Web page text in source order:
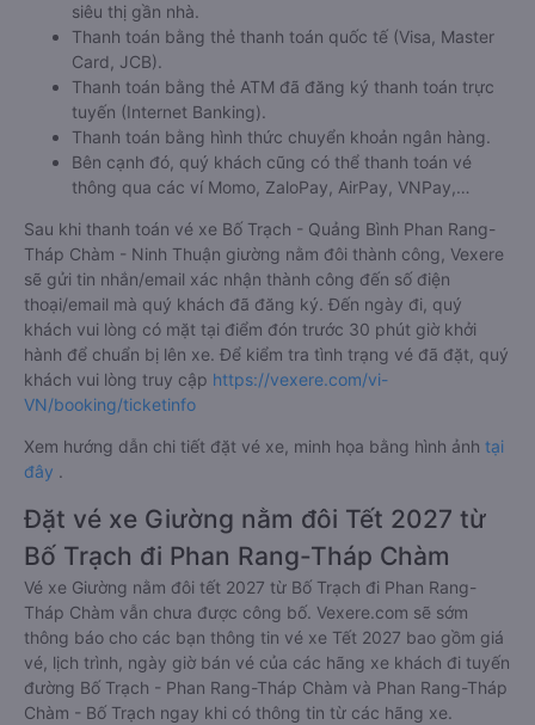
siêu thị gần nhà.
Thanh toán bằng thẻ thanh toán quốc tế (Visa, Master
Card, JCB).
Thanh toán bằng thẻ ATM đã đăng ký thanh toán trực
tuyến (Internet Banking).
Thanh toán bằng hình thức chuyển khoản ngân hàng.
Bên cạnh đó, quý khách cũng có thể thanh toán vé
thông qua các ví Momo, ZaloPay, AirPay, VNPay,…
Sau khi thanh toán vé xe Bố Trạch - Quảng Bình Phan Rang-
Tháp Chàm - Ninh Thuận giường nằm đôi thành công, Vexere
sẽ gửi tin nhắn/email xác nhận thành công đến số điện
thoại/email mà quý khách đã đăng ký. Đến ngày đi, quý
khách vui lòng có mặt tại điểm đón trước 30 phút giờ khởi
hành để chuẩn bị lên xe. Để kiểm tra tình trạng vé đã đặt, quý
khách vui lòng truy cập https://vexere.com/vi-
VN/booking/ticketinfo
Xem hướng dẫn chi tiết đặt vé xe, minh họa bằng hình ảnh tại
đây .
Đặt vé xe Giường nằm đôi Tết 2027 từ
Bố Trạch đi Phan Rang-Tháp Chàm
Vé xe Giường nằm đôi tết 2027 từ Bố Trạch đi Phan Rang-
Tháp Chàm vẫn chưa được công bố. Vexere.com sẽ sớm
thông báo cho các bạn thông tin vé xe Tết 2027 bao gồm giá
vé, lịch trình, ngày giờ bán vé của các hãng xe khách đi tuyến
đường Bố Trạch - Phan Rang-Tháp Chàm và Phan Rang-Tháp
Chàm - Bố Trạch ngay khi có thông tin từ các hãng xe.